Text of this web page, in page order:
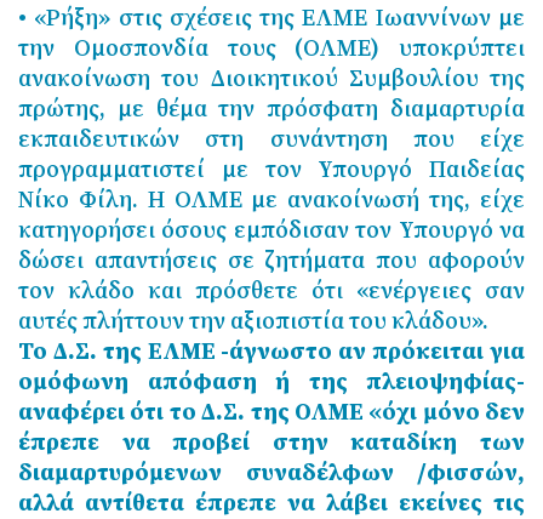
• «Ρήξη» στις σχέσεις της ΕΛΜΕ Ιωαννίνων με
την Ομοσπονδία τους (ΟΛΜΕ) υποκρύπτει
ανακοίνωση του Διοικητικού Συμβουλίου της
πρώτης, με θέμα την πρόσφατη διαμαρτυρία
εκπαιδευτικών στη συνάντηση που είχε
προγραμματιστεί με τον Υπουργό Παιδείας
Νίκο Φίλη. Η ΟΛΜΕ με ανακοίνωσή της, είχε
κατηγορήσει όσους εμπόδισαν τον Υπουργό να
δώσει απαντήσεις σε ζητήματα που αφορούν
τον κλάδο και πρόσθετε ότι «ενέργειες σαν
αυτές πλήττουν την αξιοπιστία του κλάδου».
Το Δ.Σ. της ΕΛΜΕ -άγνωστο αν πρόκειται για
ομόφωνη απόφαση ή της πλειοψηφίας-
αναφέρει ότι το Δ.Σ. της ΟΛΜΕ «όχι μόνο δεν
έπρεπε να προβεί στην καταδίκη των
διαμαρτυρόμενων συναδέλφων /φισσών,
αλλά αντίθετα έπρεπε να λάβει εκείνες τις